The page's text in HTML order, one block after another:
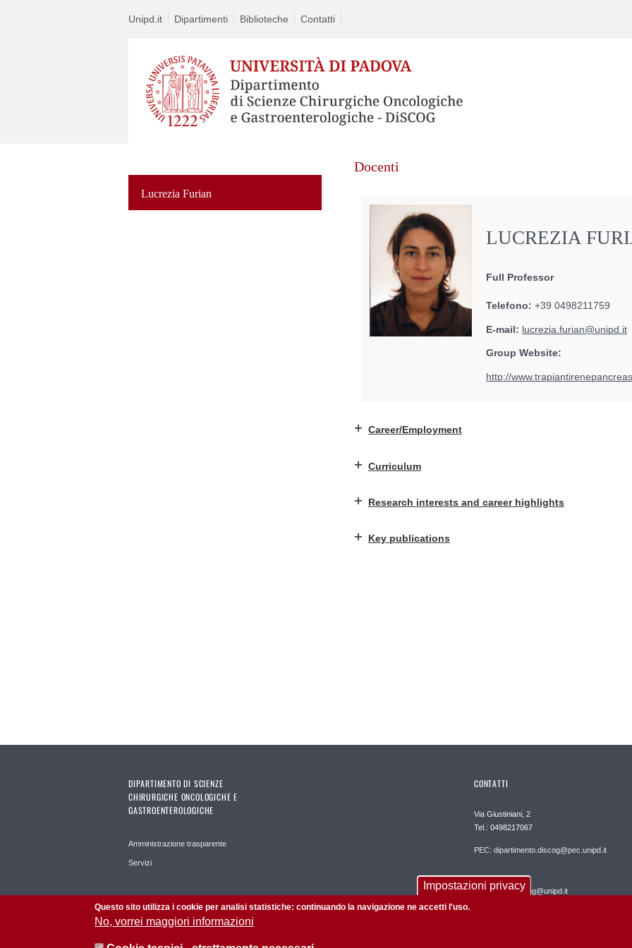
Unipd.it Dipartimenti Biblioteche Contatti
Lucrezia Furian
to
Docenti
LUCREZIA
Full Professor
Telefono: +39 0498211759
E-mail: lucrezia.furian@unipd.it
Group Website:
http://
Career/Employment
Curriculum
Research interests and career highlights
Key publications
DIPARTIMENTO DI SCIENZE
CHIRURGICHE ONCOLOGICHE E
GASTROENTEROLOGICHE
Amministrazione trasparente
Servizi
CONTATTI
Via Giustiniani, 2
Tel.: 0498217067
PEC: dipartimento.discog@pec.unipd.it
REDAZIONE:
informatica.discog@unipd.it
Impostazioni privacy
Questo sito utilizza i cookie per analisi statistiche: continuando la navigazione ne accetti l'uso.
No, vorrei maggiori informazioni